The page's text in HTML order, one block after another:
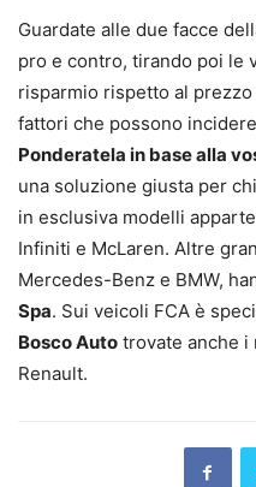
Guardate alle due facce
pro e contro, tirando poi le
risparmio rispetto al
fattori che possono
Ponderatela in base alla
una soluzione giusta per
in esclusiva modelli
Infiniti e McLaren. Altre
Mercedes-Benz e BMW,
Spa. Sui veicoli FCA è
Bosco Auto trovate anche i
Renault.